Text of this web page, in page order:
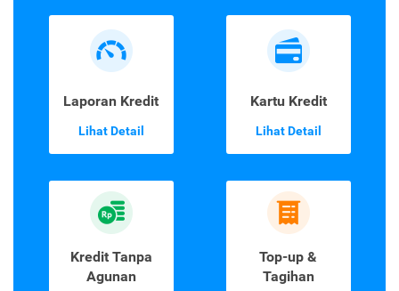
Laporan Kredit
Lihat Detail
Kartu Kredit
Lihat Detail
Kredit Tanpa
Agunan
Top-up &
Tagihan